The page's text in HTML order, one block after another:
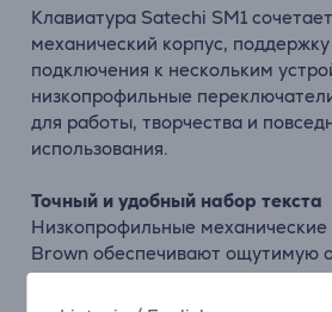
Клавиатура Satechi SM1
механический корпус,
подключения к нескольким
низкопрофильные
для работы, творчества и
использования.
Точный и удобный набор текста
Низкопрофильные
Brown обеспечивают ощутимую
плавное нажатие клавиш,
быстрого и точного ввода текста.